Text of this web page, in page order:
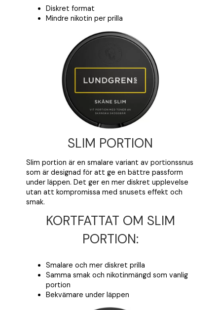
Diskret format
Mindre nikotin per prilla
SLIM PORTION
Slim portion är en smalare variant av portionssnus
som är designad för att ge en bättre passform
under läppen. Det ger en mer diskret upplevelse
utan att kompromissa med snusets effekt och
smak.
KORTFATTAT OM SLIM
PORTION:
Smalare och mer diskret prilla
Samma smak och nikotinmängd som vanlig
portion
Bekvämare under läppen